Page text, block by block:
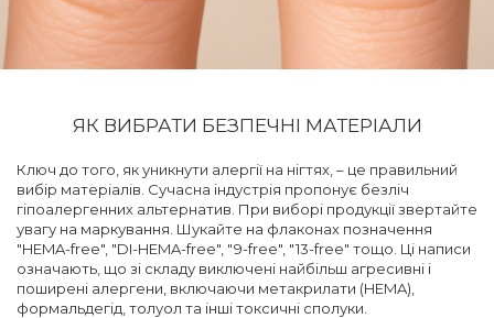
ЯК ВИБРАТИ БЕЗПЕЧНІ МАТЕРІАЛИ
Ключ до того, як уникнути алергії на нігтях, – це правильний
вибір матеріалів. Сучасна індустрія пропонує безліч
гіпоалергенних альтернатив. При виборі продукції звертайте
увагу на маркування. Шукайте на флаконах позначення
"HEMA-free", "DI-HEMA-free", "9-free", "13-free" тощо. Ці написи
означають, що зі складу виключені найбільш агресивні і
поширені алергени, включаючи метакрилати (HEMA),
формальдегід, толуол та інші токсичні сполуки.